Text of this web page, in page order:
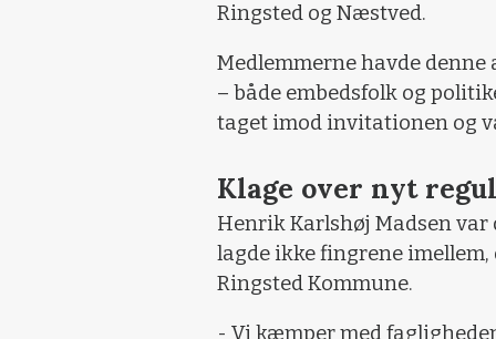
Ringsted og Næstved.
Medlemmerne havde
– både embedsfolk og
taget imod invitationen og
Klage over nyt
Henrik Karlshøj Madsen
lagde ikke fingrene
Ringsted Kommune.
- Vi kæmper med